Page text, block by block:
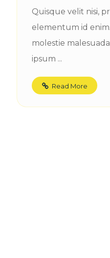
Quisque velit nisi,
elementum id
molestie
ipsum ...
Read More